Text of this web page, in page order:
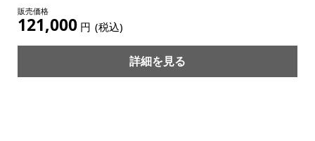
121,000 円 (税込)
詳細を見る